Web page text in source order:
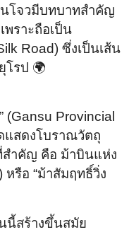
โจวมีบทบาทสำคัญ
พราะถือเป็น
Road) ซึ่งเป็นเส้น
โรป 🌍
Provincial
สดงโบราณวัตถุ
สำคัญ คือ ม้าบินแห่ง
รือ “ม้าสัมฤทธิ์วิ่ง
นี้สร้างขึ้นสมัย